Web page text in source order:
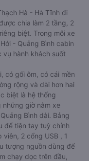
Hà - Hà Tĩnh đi
chia làm 2 tầng, 2
biệt. Trong mỗi xe
- Quảng Bình cabin
hành khách suốt
có gối ôm, có cái mền
rộng và dài hơn hai
biệt là hệ thống
những giờ nằm xe
Bình dài. Bảng
để tiện tay tuỳ chỉnh
2 cổng USB , 1
tượng nguồn dùng để
chạy dọc trên đầu,